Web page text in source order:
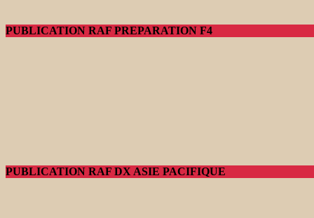
PUBLICATION RAF PREPARATION F4
PUBLICATION RAF DX ASIE PACIFIQUE